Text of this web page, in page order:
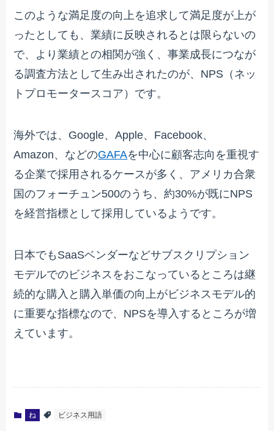
このような満足度の向上を追求して満足度が上が
ったとしても、業績に反映されるとは限らないの
で、より業績との相関が強く、事業成長につなが
る調査方法として生み出されたのが、NPS（ネッ
トプロモータースコア）です。
海外では、Google、Apple、Facebook、
Amazon、などのGAFAを中心に顧客志向を重視す
る企業で採用されるケースが多く、アメリカ合衆
国のフォーチュン500のうち、約30%が既にNPS
を経営指標として採用しているようです。
日本でもSaaSベンダーなどサブスクリプション
モデルでのビジネスをおこなっているところは継
続的な購入と購入単価の向上がビジネスモデル的
に重要な指標なので、NPSを導入するところが増
えています。
ね ビジネス用語